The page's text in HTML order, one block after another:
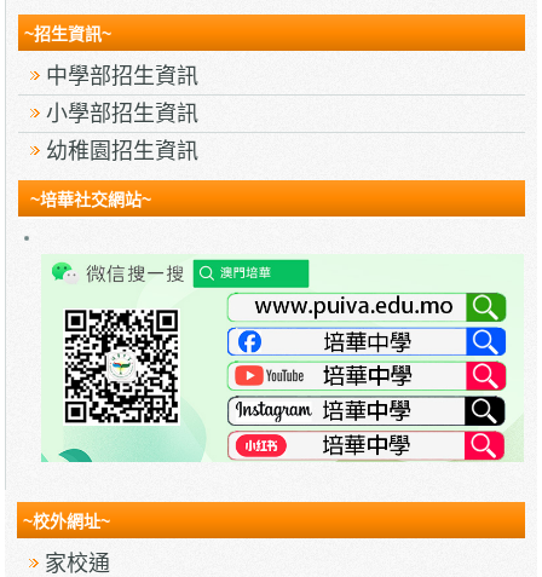
~招生資訊~
中學部招生資訊
小學部招生資訊
幼稚園招生資訊
~培華社交網站~
~校外網址~
家校通